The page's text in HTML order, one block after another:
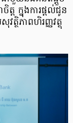
ចិត្ត ក្នុងការផ្តល់ជូន
ត្ថិភាពហិរញ្ញវត្ថុ